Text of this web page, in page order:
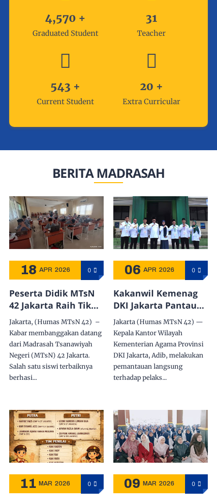
4,570 +
Graduated Student
31
Teacher
543 +
Current Student
20 +
Extra Curricular
BERITA MADRASAH
18 APR 2026 0
Peserta Didik MTsN
42 Jakarta Raih Tiket
Babak Final di Ajang
KOSSMI 2026
Jakarta, (Humas MTsN 42) –
Kabar membanggakan datang
dari Madrasah Tsanawiyah
Negeri (MTsN) 42 Jakarta.
Salah satu siswi terbaiknya
berhasi...
06 APR 2026 0
Kakanwil Kemenag
DKI Jakarta Pantau
Langsung
Pelaksanaan AN-TKA
2026 di MTsN 42
Jakarta (Humas MTsN 42) —
Kepala Kantor Wilayah
Kementerian Agama Provinsi
DKI Jakarta, Adib, melakukan
pemantauan langsung
terhadap pelaks...
11 MAR 2026 0 09 MAR 2026 0